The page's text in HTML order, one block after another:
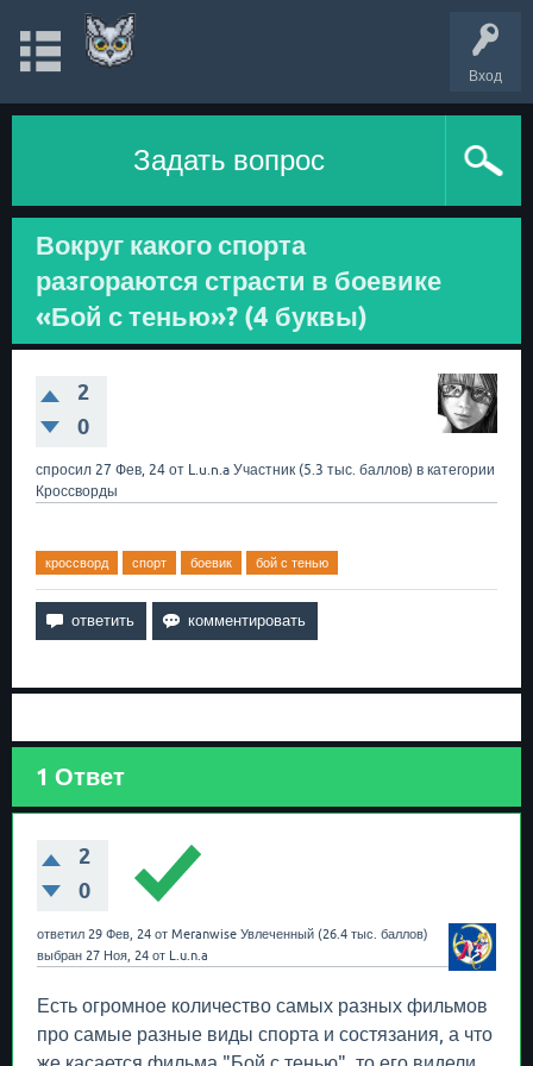
Вход
Задать вопрос
Вокруг какого спорта
разгораются страсти в боевике
«Бой с тенью»? (4 буквы)
2
0
спросил 27 Фев, 24 от L.u.n.a Участник (5.3 тыс. баллов) в категории
Кроссворды
кроссворд спорт боевик бой с тенью
1 Ответ
2
0
ответил 29 Фев, 24 от Meranwise Увлеченный (26.4 тыс. баллов)
выбран 27 Ноя, 24 от L.u.n.a
Есть огромное количество самых разных фильмов
про самые разные виды спорта и состязания, а что